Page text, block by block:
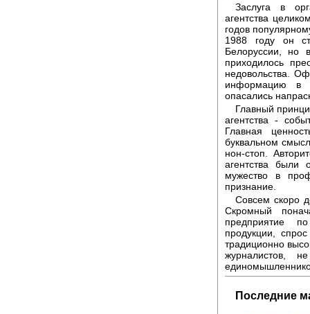
Заслуга в
агентства
годов
1988 году он
Белоруссии, но
приходилось
недовольства.
информацию в
опасались
Главный
агентства -
Главная
буквальном
нон-стоп.
агентства были
мужество в
признание.
Совсем скоро
Скромный
предприятие
продукции,
традиционно
журналистов,
Последние